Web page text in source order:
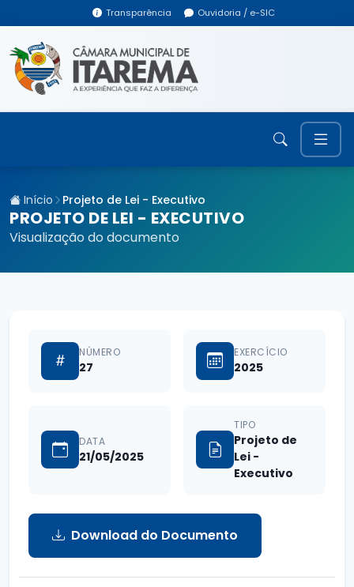
Transparência Ouvidoria / e-SIC
Início Projeto de Lei - Executivo
PROJETO DE LEI - EXECUTIVO
Visualização do documento
NÚMERO
27
EXERCÍCIO
2025
DATA
21/05/2025
TIPO
Projeto de
Lei -
Executivo
Download do Documento